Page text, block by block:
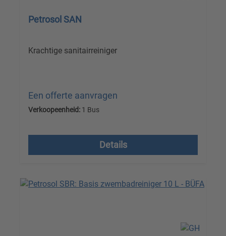
Petrosol SAN
Krachtige sanitairreiniger
Een offerte aanvragen
Verkoopeenheid: 1 Bus
Details